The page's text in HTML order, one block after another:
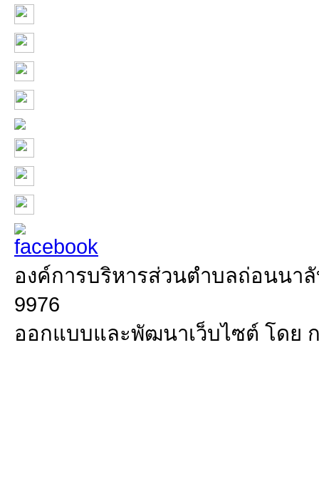
องค์การบริหารส่วนตำบลถ่อนนา
9976
ออกแบบและพัฒนาเว็บไซต์ โดย